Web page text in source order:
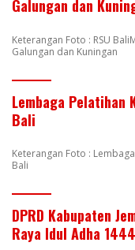
Galungan dan
Keterangan Foto : RSU
Galungan dan Kuningan
Lembaga Pelatihan
Bali
Keterangan Foto :
Bali
DPRD Kabupaten
Raya Idul Adha